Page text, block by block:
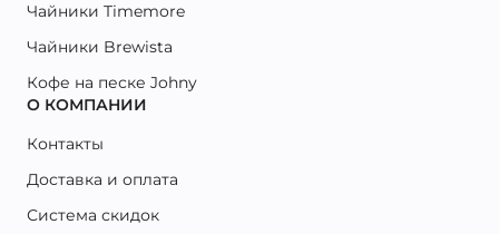
Чайники Timemore
Чайники Brewista
Кофе на песке Johny
О КОМПАНИИ
Контакты
Доставка и оплата
Система скидок